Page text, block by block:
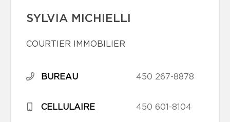
SYLVIA MICHIELLI
COURTIER IMMOBILIER
BUREAU 450 267-8878
CELLULAIRE 450 601-8104